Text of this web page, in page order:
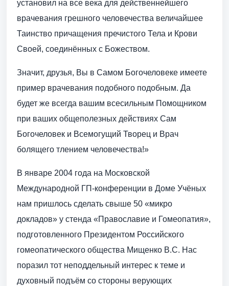
установил на все века для действеннейшего
врачевания грешного человечества величайшее
Таинство причащения пречистого Тела и Крови
Своей, соединённых с Божеством.
Значит, друзья, Вы в Самом Богочеловеке имеете
пример врачевания подобного подобным. Да
будет же всегда вашим всесильным Помощником
при ваших общеполезных действиях Сам
Богочеловек и Всемогущий Творец и Врач
болящего тлением человечества!»
В январе 2004 года на Московской
Международной ГП-конференции в Доме Учёных
нам пришлось сделать свыше 50 «микро
докладов» у стенда «Православие и Гомеопатия»,
подготовленного Президентом Российского
гомеопатического общества Мищенко B.C. Нас
поразил тот неподдельный интерес к теме и
духовный подъём со стороны верующих